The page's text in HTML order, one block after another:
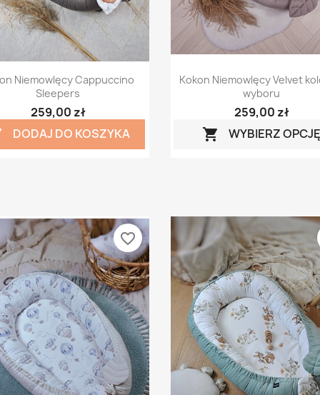
Szybki podgląd
Niemowlęcy Cappuccino
Sleepers
259,00 zł
DODAJ DO KOSZYKA
Szybki podgląd
Kokon Niemowlęcy Velvet
wyboru
259,00 zł
 WYBIERZ OPCJĘ
favorite_border